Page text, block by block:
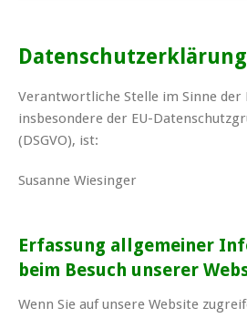
Datenschutzerklärung
Verantwortliche Stelle im Sinne der
insbesondere der EU-
(DSGVO), ist:
Susanne Wiesinger
Erfassung allgemeiner
beim Besuch unserer
Wenn Sie auf unsere Website